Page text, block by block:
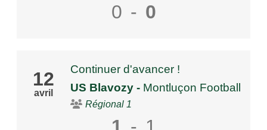
0 - 0
12
avril
Continuer d'avancer !
US Blavozy - Montluçon Football
Régional 1